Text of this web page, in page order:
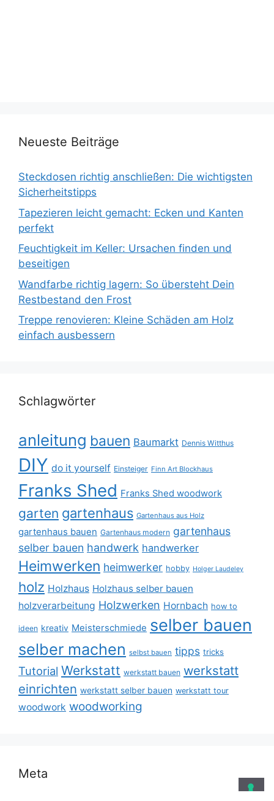
Neueste Beiträge
Steckdosen richtig anschließen: Die wichtigsten
Sicherheitstipps
Tapezieren leicht gemacht: Ecken und Kanten
perfekt
Feuchtigkeit im Keller: Ursachen finden und
beseitigen
Wandfarbe richtig lagern: So übersteht Dein
Restbestand den Frost
Treppe renovieren: Kleine Schäden am Holz
einfach ausbessern
Schlagwörter
anleitung bauen Baumarkt Dennis Witthus
DIY do it yourself Einsteiger Finn Art Blockhaus
Franks Shed Franks Shed woodwork
garten gartenhaus Gartenhaus aus Holz
gartenhaus bauen Gartenhaus modern gartenhaus
selber bauen handwerk handwerker
Heimwerken heimwerker hobby Holger Laudeley
holz Holzhaus Holzhaus selber bauen
holzverarbeitung Holzwerken Hornbach how to
ideen kreativ Meisterschmiede selber bauen
selber machen selbst bauen tipps tricks
Tutorial Werkstatt werkstatt bauen werkstatt
einrichten werkstatt selber bauen werkstatt tour
woodwork woodworking
Meta